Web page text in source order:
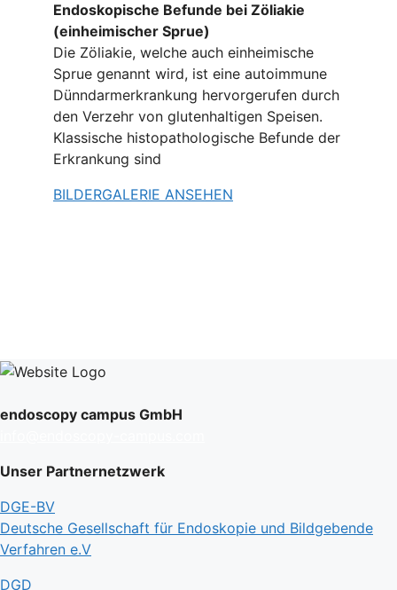
Endoskopische Befunde bei Zöliakie
(einheimischer Sprue)
Die Zöliakie, welche auch einheimische
Sprue genannt wird, ist eine autoimmune
Dünndarmerkrankung hervorgerufen durch
den Verzehr von glutenhaltigen Speisen.
Klassische histopathologische Befunde der
Erkrankung sind
BILDERGALERIE ANSEHEN
endoscopy campus GmbH
Unser Partnernetzwerk
DGE-BV
Deutsche Gesellschaft für Endoskopie und Bildgebende
Verfahren e.V
DGD